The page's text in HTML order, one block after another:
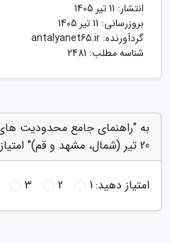
انتشار: 11 تیر 1405
بروزرسانی: 11 تیر 1405
گردآورنده: antalyanet65.ir
شناسه مطلب: 2481
20 تیر (شمال، مشهد و قم)" امتیاز دهید
امتیاز دهید:1
2
3